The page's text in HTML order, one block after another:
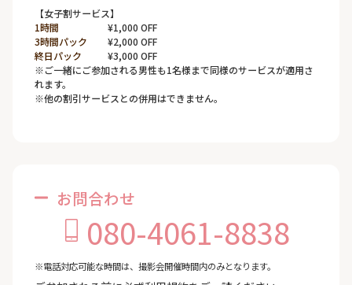
【女子割サービス】
1時間
¥1,000 OFF
3時間パック
¥2,000 OFF
終日パック
¥3,000 OFF
※ご一緒にご参加される男性も1名様まで同様のサービスが適用さ
れます。
※他の割引サービスとの併用はできません。
お問合わせ
080-4061-8838
※電話対応可能な時間は、撮影会開催時間内のみとなります。